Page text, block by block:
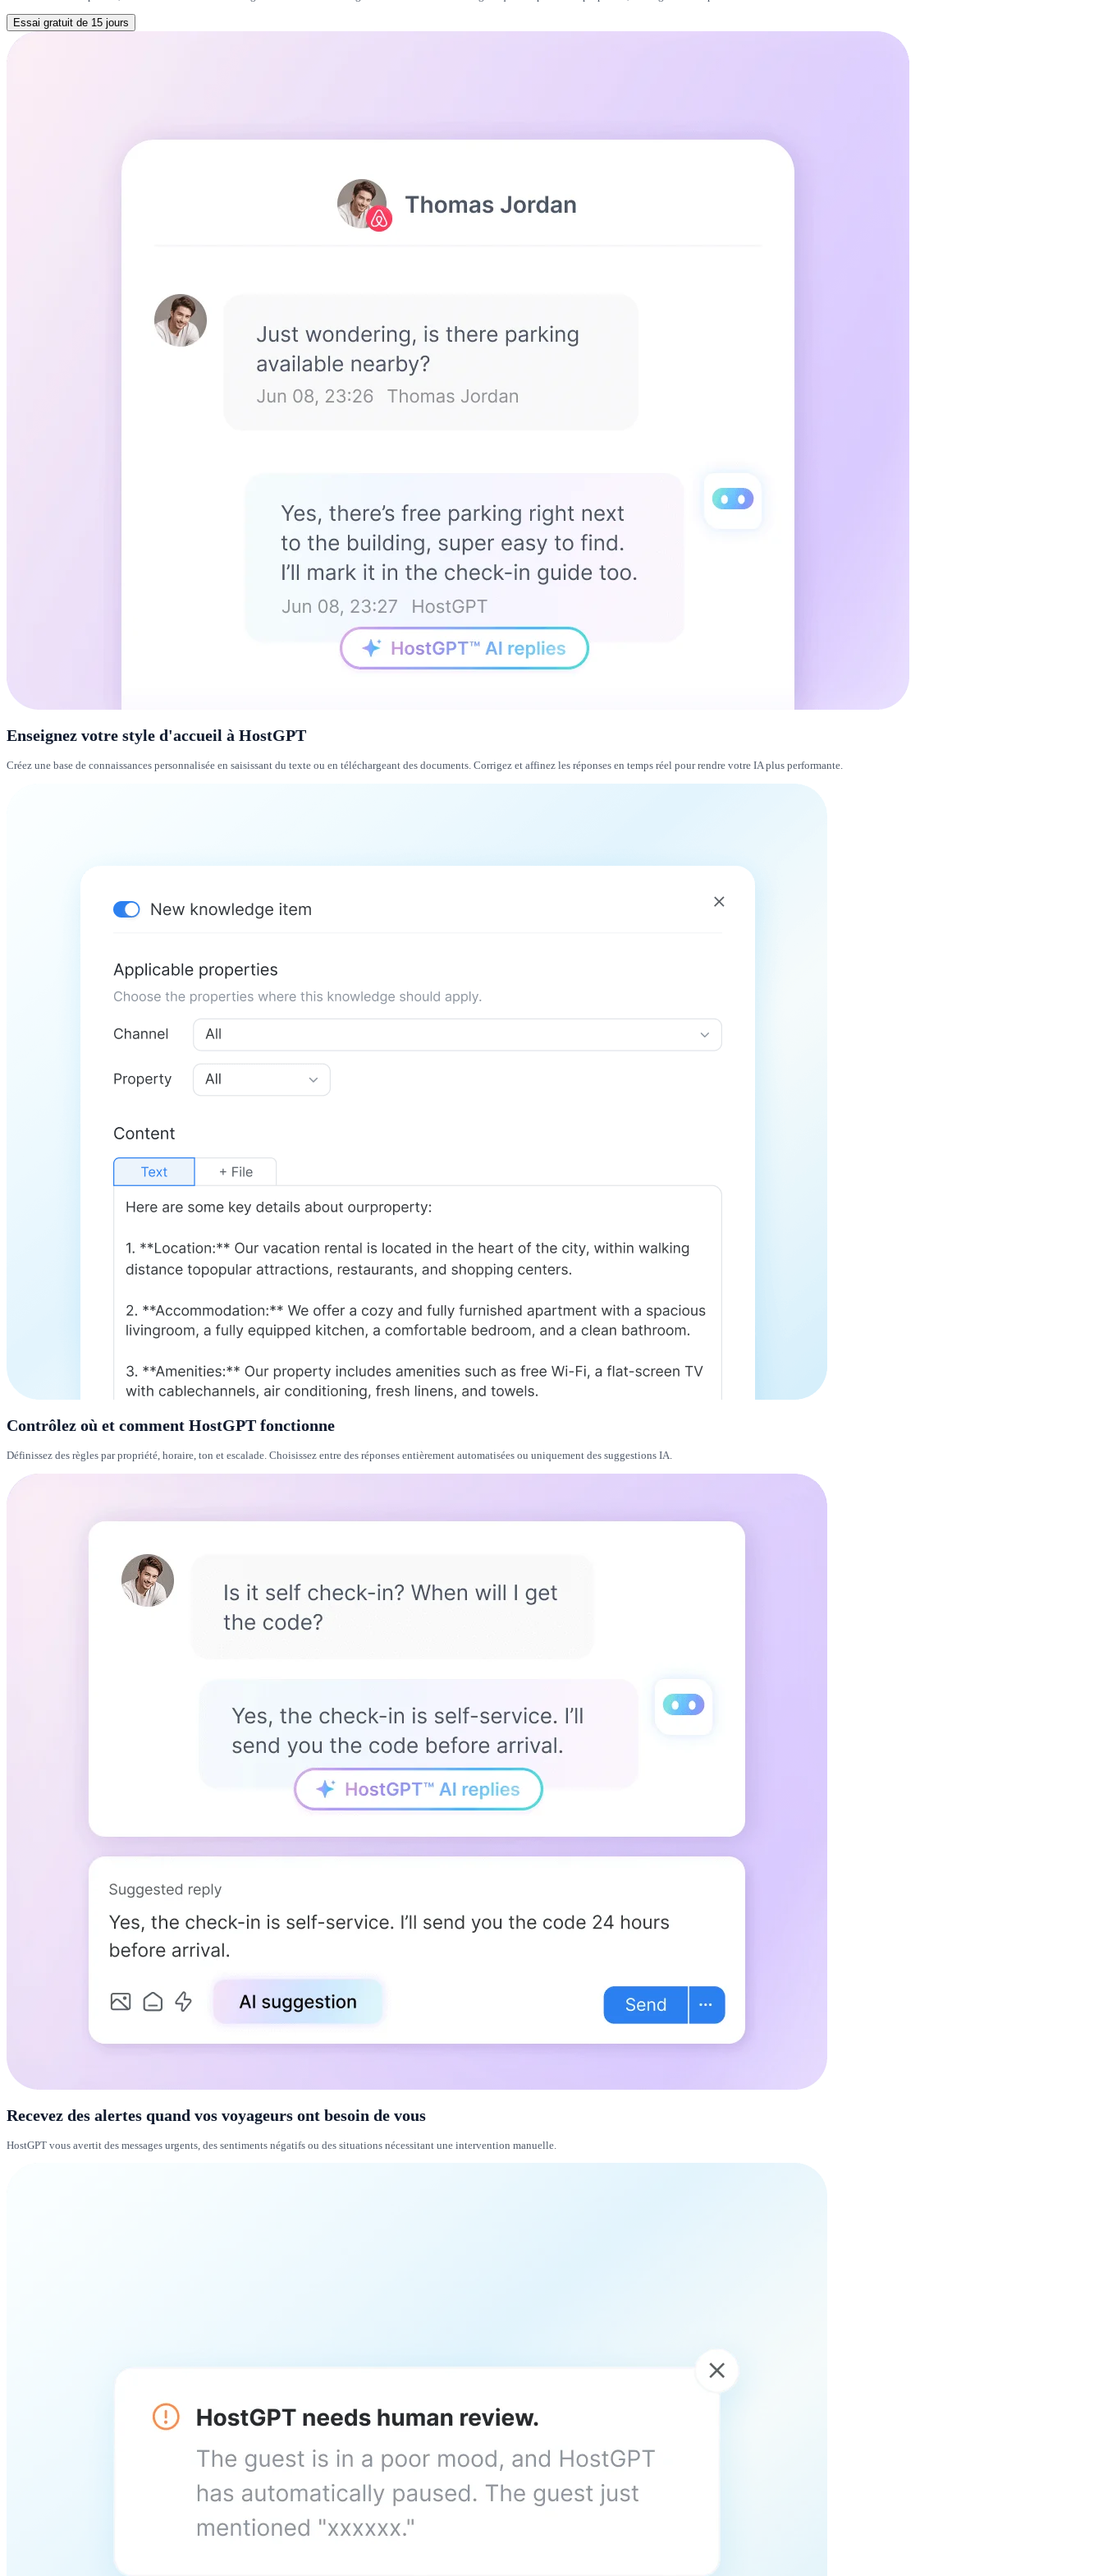
Essai gratuit de 15 jours
Enseignez votre style d'accueil à HostGPT
Créez une base de connaissances personnalisée en saisissant du texte ou en téléchargeant des documents. Corrigez et affinez les réponses en temps réel pour rendre votre IA plus performante.
Contrôlez où et comment HostGPT fonctionne
Définissez des règles par propriété, horaire, ton et escalade. Choisissez entre des réponses entièrement automatisées ou uniquement des suggestions IA.
Recevez des alertes quand vos voyageurs ont besoin de vous
HostGPT vous avertit des messages urgents, des sentiments négatifs ou des situations nécessitant une intervention manuelle.